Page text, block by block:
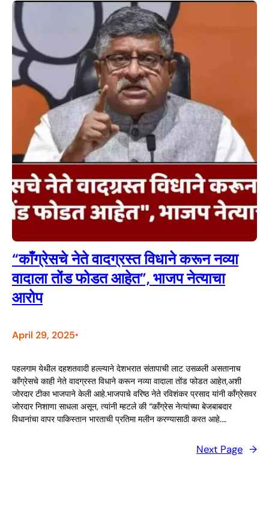
“काँग्रेसचे नेते वादग्रस्त विधाने करून नव्या
वादाला तोंड फोडत आहेत”, भाजप नेत्याचा
आरोप
April 29, 2025•
पहलगाम येथील दहशतवादी हल्ल्याने देशभरात संतापाची लाट उसळली असतानाच
काँग्रेसचे काही नेते वादग्रस्त विधाने करून नव्या वादाला तोंड फोडत आहेत,अशी
जोरदार टीका भाजपाने केली आहे.भाजपाचे वरिष्ठ नेते रविशंकर प्रसाद यांनी काँग्रेसवर
जोरदार निशाणा साधला असून, त्यांनी म्हटले की “काँग्रेस नेत्यांच्या बेजबाबदार
विधानांचा वापर पाकिस्तान भारताची प्रतिमा मलीन करण्यासाठी करत आहे.…
Next Page →